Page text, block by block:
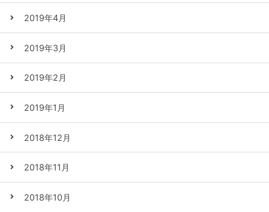
2019年4月
2019年3月
2019年2月
2019年1月
2018年12月
2018年11月
2018年10月